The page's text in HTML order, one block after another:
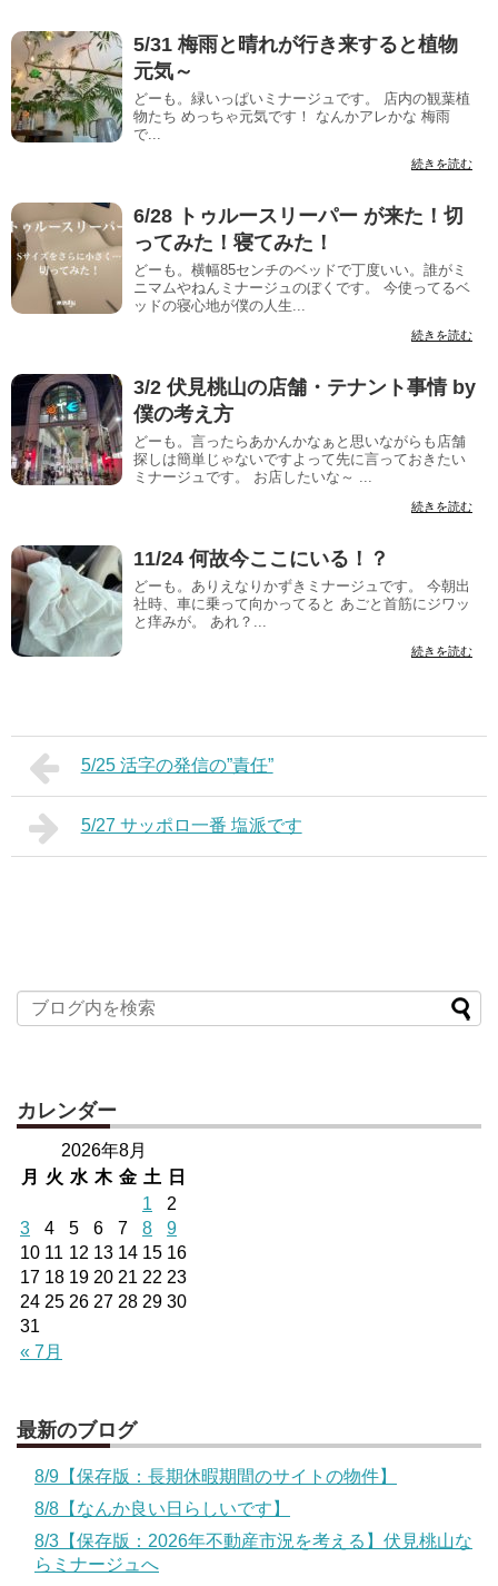
5/31 梅雨と晴れが行き来すると植物
元気～
どーも。緑いっぱいミナージュです。 店内の観葉植
物たち めっちゃ元気です！ なんかアレかな 梅雨
で...
続きを読む
6/28 トゥルースリーパー が来た！切
ってみた！寝てみた！
どーも。横幅85センチのベッドで丁度いい。誰がミ
ニマムやねんミナージュのぼくです。 今使ってるベ
ッドの寝心地が僕の人生...
続きを読む
3/2 伏見桃山の店舗・テナント事情 by
僕の考え方
どーも。言ったらあかんかなぁと思いながらも店舗
探しは簡単じゃないですよって先に言っておきたい
ミナージュです。 お店したいな～ ...
続きを読む
11/24 何故今ここにいる！？
どーも。ありえなりかずきミナージュです。 今朝出
社時、車に乗って向かってると あごと首筋にジワッ
と痒みが。 あれ？...
続きを読む
5/25 活字の発信の”責任”
5/27 サッポロ一番 塩派です
カレンダー
2026年8月
月
火 水 木 金 土 日
« 7月
1
2
3
4 5 6 7 8
9
10 11 12 13 14 15 16
17 18 19 20 21 22 23
24 25 26 27 28 29 30
31
最新のブログ
8/9【保存版：長期休暇期間のサイトの物件】
8/8【なんか良い日らしいです】
8/3【保存版：2026年不動産市況を考える】伏見桃山な
らミナージュへ